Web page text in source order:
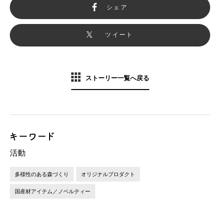
シェア
ツイート
ストーリー一覧へ戻る
活動
多様性のある森づくり オリジナルプロダクト
国産材アイテム／ノベルティー